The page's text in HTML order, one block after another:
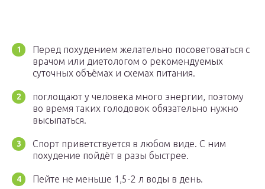
Перед похудением желательно посоветоваться с
врачом или диетологом о рекомендуемых
суточных объёмах и схемах питания.
поглощают у человека много энергии, поэтому
во время таких голодовок обязательно нужно
высыпаться.
Спорт приветствуется в любом виде. С ним
похудение пойдёт в разы быстрее.
Пейте не меньше 1,5-2 л воды в день.